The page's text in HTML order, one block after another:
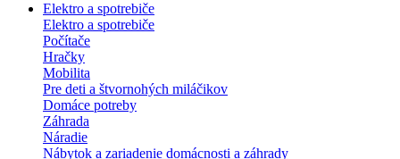
Elektro a spotrebiče
Elektro a spotrebiče
Počítače
Hračky
Mobilita
Pre deti a štvornohých miláčikov
Domáce potreby
Záhrada
Náradie
Nábytok a zariadenie domácnosti a záhrady